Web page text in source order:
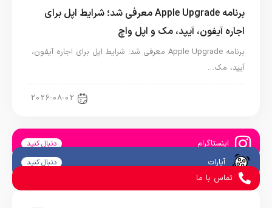
برنامه Apple Upgrade معرفی شد؛ شرایط اپل برای
اجاره آیفون، آیپد، مک و اپل واچ
برنامه Apple Upgrade معرفی شد؛ شرایط اپل برای اجاره آیفون،
آیپد، مک…
2026-08-02
اینستاگرام دنبال کنید
آپارات دنبال کنید
تماس با ما